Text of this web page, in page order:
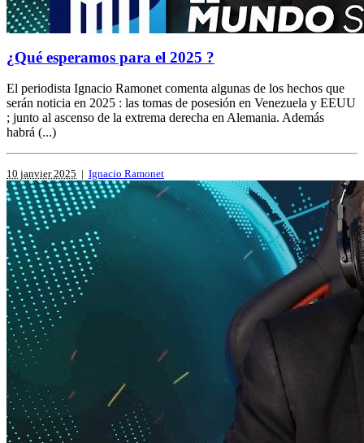
¿Qué esperamos para el 2025 ?
El periodista Ignacio Ramonet comenta algunas de los hechos que
serán noticia en 2025 : las tomas de posesión en Venezuela y EEUU
; junto al ascenso de la extrema derecha en Alemania. Además
habrá (...)
10 janvier 2025 | Ignacio Ramonet